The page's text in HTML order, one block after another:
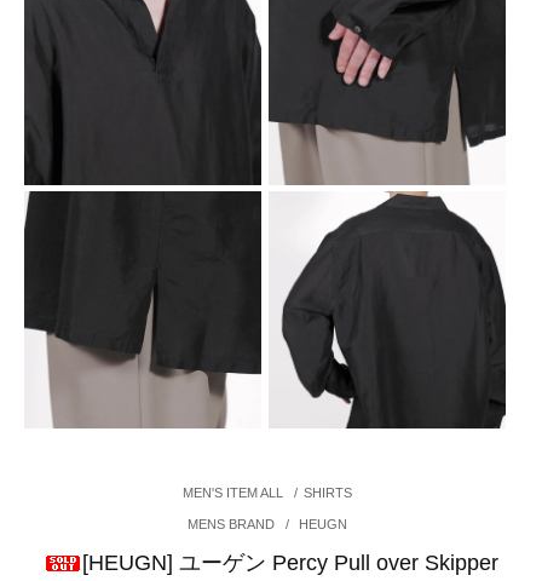
MEN'S ITEM ALL / SHIRTS
MENS BRAND / HEUGN
[HEUGN] ユーゲン Percy Pull over Skipper